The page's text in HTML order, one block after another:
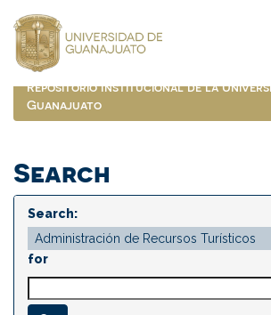
navigation
Repositorio Institucional de la
Guanajuato
Search
Search:
for